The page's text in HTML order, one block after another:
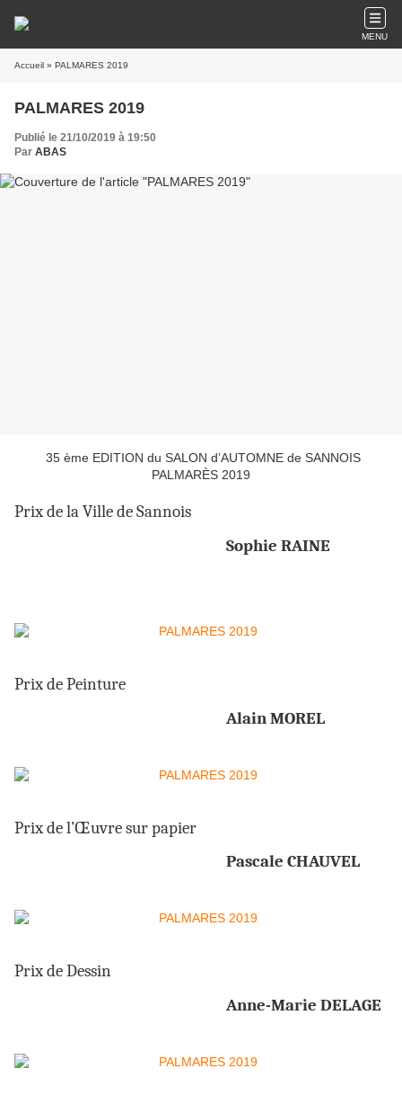
MENU
Accueil » PALMARES 2019
PALMARES 2019
Publié le 21/10/2019 à 19:50
Par ABAS
35 ème EDITION du SALON d’AUTOMNE de SANNOIS
PALMARÈS 2019
Prix de la Ville de Sannois
Sophie RAINE
Prix de Peinture
Alain MOREL
Prix de l’Œuvre sur papier
Pascale CHAUVEL
Prix de Dessin
Anne-Marie DELAGE